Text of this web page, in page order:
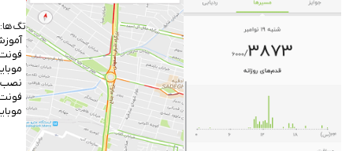
تگ‌ها:
آموزش
فونت
موبایل
نصب
فونت
موبایل